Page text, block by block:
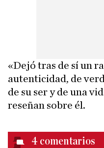
«Dejó tras de sí un
autenticidad, de
de su ser y de una
reseñan sobre él.
4 comentarios